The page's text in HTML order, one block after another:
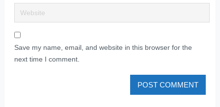
Save my name, email, and website in this browser for the
next time I comment.